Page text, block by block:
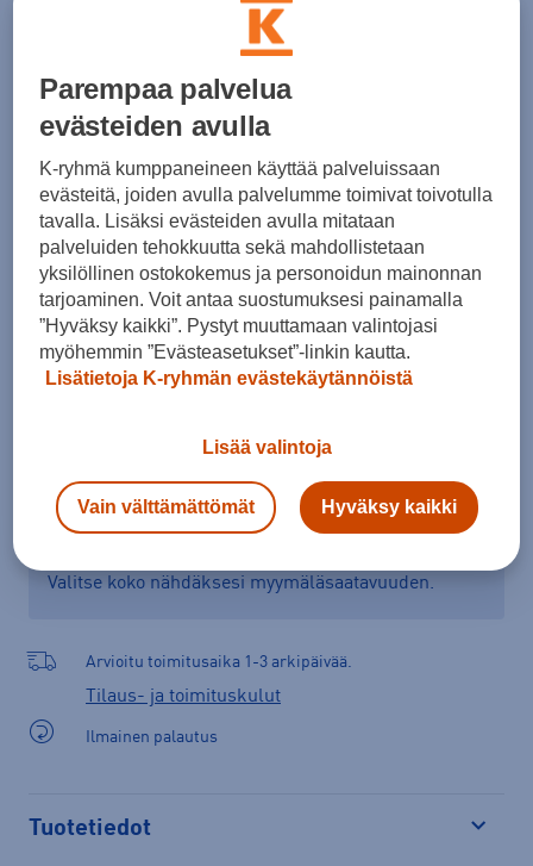
Koko
Kokotaulukko
Lisää ostoskoriin
Verkkokauppa: Ei saatavilla Myymälät: Saatavilla
Valitse koko nähdäksesi myymäläsaatavuuden.
Arvioitu toimitusaika 1-3 arkipäivää.
Tilaus- ja toimituskulut
Ilmainen palautus
Tuotetiedot
Parempaa palvelua
evästeiden avulla
K-ryhmä kumppaneineen käyttää palveluissaan
evästeitä, joiden avulla palvelumme toimivat toivotulla
tavalla. Lisäksi evästeiden avulla mitataan
palveluiden tehokkuutta sekä mahdollistetaan
yksilöllinen ostokokemus ja personoidun mainonnan
tarjoaminen. Voit antaa suostumuksesi painamalla
”Hyväksy kaikki”. Pystyt muuttamaan valintojasi
myöhemmin ”Evästeasetukset”-linkin kautta.
Lisätietoja K-ryhmän evästekäytännöistä
Lisää valintoja
Vain välttämättömät Hyväksy kaikki